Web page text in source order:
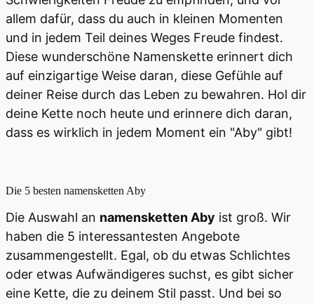
allem dafür, dass du auch in kleinen Momenten
und in jedem Teil deines Weges Freude findest.
Diese wunderschöne Namenskette erinnert dich
auf einzigartige Weise daran, diese Gefühle auf
deiner Reise durch das Leben zu bewahren. Hol dir
deine Kette noch heute und erinnere dich daran,
dass es wirklich in jedem Moment ein "Aby" gibt!
Die 5 besten namensketten Aby
Die Auswahl an namensketten Aby ist groß. Wir
haben die 5 interessantesten Angebote
zusammengestellt. Egal, ob du etwas Schlichtes
oder etwas Aufwändigeres suchst, es gibt sicher
eine Kette, die zu deinem Stil passt. Und bei so